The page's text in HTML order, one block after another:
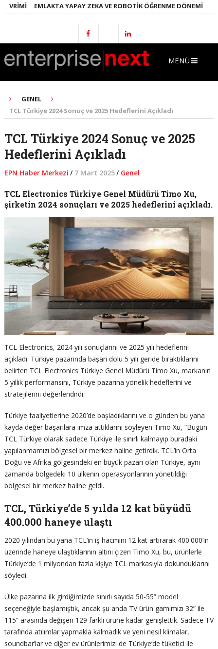
EMLAKTA YAPAY ZEKA VE ROBOTIK ÖĞRENME DÖNEMI
MENÜ
GENEL
TCL Türkiye 2024 Sonuç ve 2025 Hedeflerini Açıkladı
TCL Türkiye 2024 Sonuç ve 2025
Hedeflerini Açıkladı
EPN Haber Merkezi / 7 Mart 2025/ Genel
TCL Electronics Türkiye Genel Müdürü Timo Xu,
şirketin 2024 sonuçları ve 2025 hedeflerini açıkladı.
TCL Electronics, 2024 yılı sonuçlarını ve 2025 yılı hedeflerini
açıkladı. Türkiye pazarında başarı dolu 5 yılı geride bıraktıklarını
belirten TCL Electronics Türkiye Genel Müdürü Timo Xu, markanın
5 yıllık performansını, Türkiye pazarına yönelik hedeflerini ve
stratejilerini değerlendirdi.
Türkiye faaliyetlerine 2020’de başladıklarını ve o günden bu yana
kayda değer başarılara imza attıklarını söyleyen Timo Xu, “Bugün
TCL Türkiye olarak sadece Türkiye ile sınırlı kalmayıp buradaki
yapılanmamızı bölgesel bir merkez haline getirdik. TCL’in Orta
Doğu ve Afrika gölgesindeki en büyük pazarı olan Türkiye, aynı
zamanda bölgedeki 10 ülkenin operasyonlarının yönetildiği
bölgesel bir merkez haline geldi.
TCL, Türkiye’de 5 yılda 12 kat büyüdü
400.000 haneye ulaştı
2020 yılından bu yana TCL’in iş hacmini 12 kat artırarak 400.000’in
üzerinde haneye ulaştıklarının altını çizen Timo Xu, bu, ürünlerle
Türkiye’de 1 milyondan fazla kişiye TCL markasıyla dokunduklarını
söyledi.
Ülke pazarına ilk girdiğimizde sınırlı sayıda 50-55” model
seçeneğiyle başlamıştık, ancak şu anda TV ürün gamımızı 32” ile
115” arasında değişen 129 farklı ürüne kadar genişlettik. Sadece TV
tarafında atılımlar yapmakla kalmadık ve yeni nesil klimalar,
soundbar’lar ve diğer ev ürünlerimizi de Türkiye’de tüketici ile